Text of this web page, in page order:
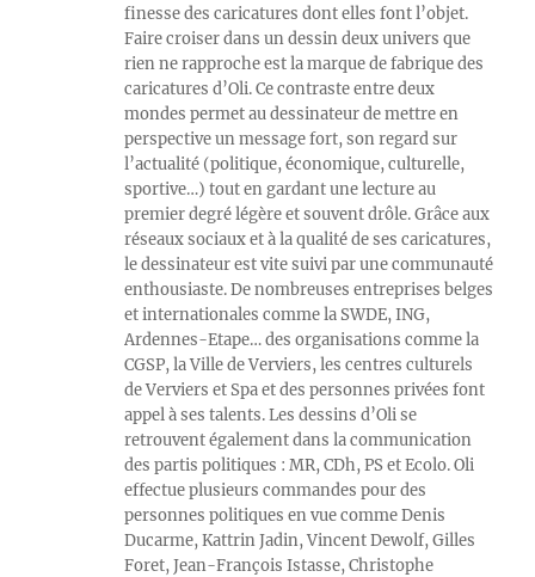
finesse des caricatures dont elles font l’objet.
Faire croiser dans un dessin deux univers que
rien ne rapproche est la marque de fabrique des
caricatures d’Oli. Ce contraste entre deux
mondes permet au dessinateur de mettre en
perspective un message fort, son regard sur
l’actualité (politique, économique, culturelle,
sportive…) tout en gardant une lecture au
premier degré légère et souvent drôle. Grâce aux
réseaux sociaux et à la qualité de ses caricatures,
le dessinateur est vite suivi par une communauté
enthousiaste. De nombreuses entreprises belges
et internationales comme la SWDE, ING,
Ardennes-Etape… des organisations comme la
CGSP, la Ville de Verviers, les centres culturels
de Verviers et Spa et des personnes privées font
appel à ses talents. Les dessins d’Oli se
retrouvent également dans la communication
des partis politiques : MR, CDh, PS et Ecolo. Oli
effectue plusieurs commandes pour des
personnes politiques en vue comme Denis
Ducarme, Kattrin Jadin, Vincent Dewolf, Gilles
Foret, Jean-François Istasse, Christophe